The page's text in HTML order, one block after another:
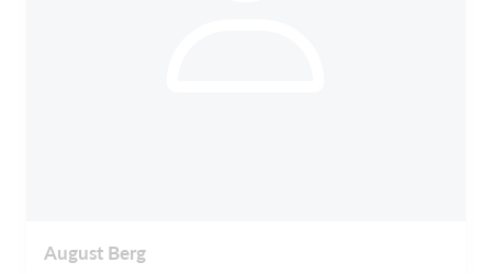
August Berg